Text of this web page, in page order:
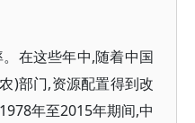
在这些年中,随着中国
)部门,资源配置得到改
年至2015年期间,中